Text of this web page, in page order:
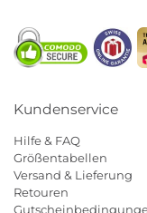
Kundenservice
Hilfe & FAQ
Größentabellen
Versand & Lieferung
Retouren